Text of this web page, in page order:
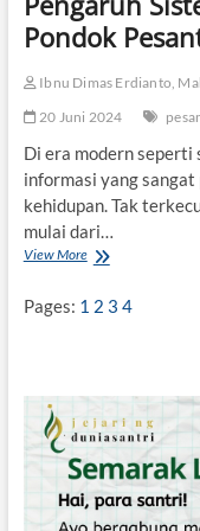
a
M
m
a
t
a
s
i
I
n
r
K
e
a
g
a
Pondok
Ibnu Dimas Erdianto,
20 Juni 2024
Di era modern seperti
informasi yang
kehidupan. Tak
mulai dari…
View MoreP
g
S
i
s
t
e
Pages: 1 2 3 4